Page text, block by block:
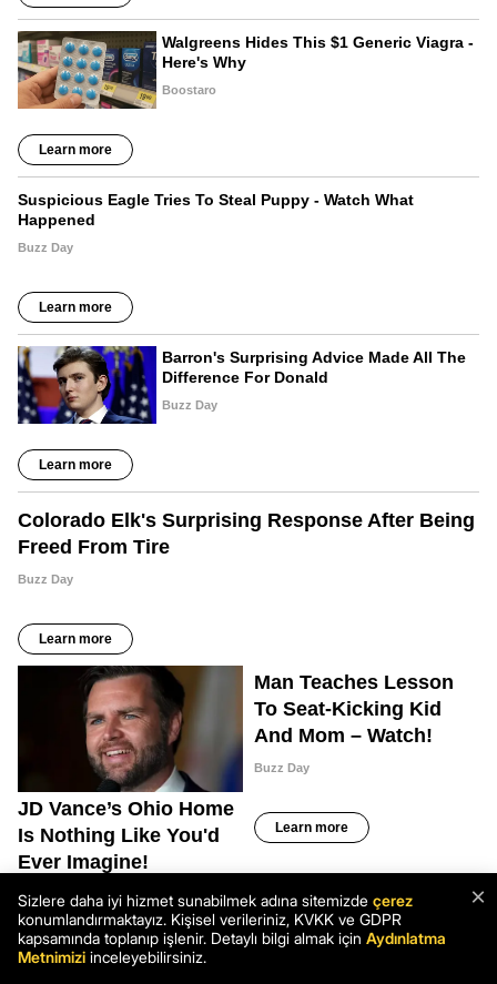
×
Sizlere daha iyi hizmet sunabilmek adına sitemizde çerez
konumlandırmaktayız. Kişisel verileriniz, KVKK ve GDPR
kapsamında toplanıp işlenir. Detaylı bilgi almak için Aydınlatma
Metnimizi inceleyebilirsiniz.